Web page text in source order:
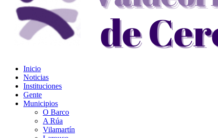
Inicio
Noticias
Instituciones
Gente
Municipios
O Barco
A Rúa
Vilamartín